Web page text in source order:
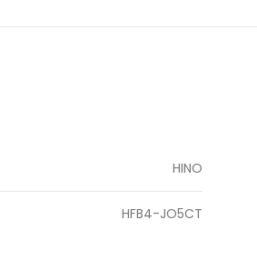
HINO
HFB4-JO5CT